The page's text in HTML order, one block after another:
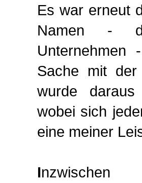
Es war erneut
Namen -
Sache mit der
wurde daraus
wobei sich
eine meiner
I